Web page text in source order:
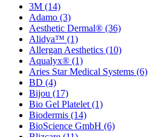
3M (14)
Adamo (3)
Aesthetic Dermal® (36)
Alidya™ (1)
Allergan Aesthetics (10)
Aqualyx® (1)
Aries Star Medical Systems (6)
BD (4)
Bijou (17)
Bio Gel Platelet (1)
Biodermis (14)
BioScience GmbH (6)